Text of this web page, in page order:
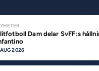
Dam delar SvFF:s
2026